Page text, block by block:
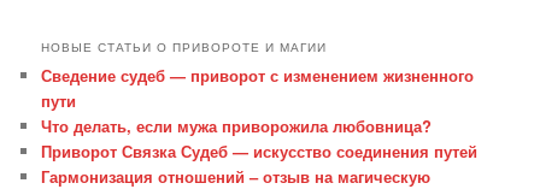
НОВЫЕ СТАТЬИ О ПРИВОРОТЕ И МАГИИ
Сведение судеб — приворот с изменением жизненного
пути
Что делать, если мужа приворожила любовница?
Приворот Связка Судеб — искусство соединения путей
Гармонизация отношений – отзыв на магическую